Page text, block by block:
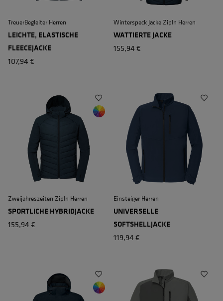
TreuerBegleiter Herren
LEICHTE, ELASTISCHE
FLEECEJACKE
107,94 €
Winterspeck Jacke ZipIn Herren
WATTIERTE JACKE
155,94 €
Zweijahreszeiten ZipIn Herren
SPORTLICHE HYBRIDJACKE
155,94 €
Einsteiger Herren
UNIVERSELLE
SOFTSHELLJACKE
119,94 €